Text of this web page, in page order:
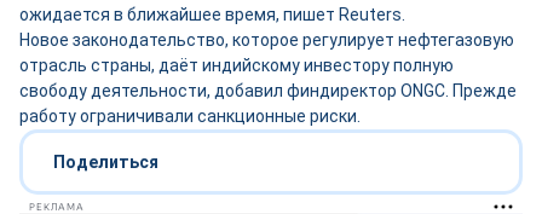
ожидается в ближайшее время, пишет Reuters.
Новое законодательство, которое регулирует нефтегазовую
отрасль страны, даёт индийскому инвестору полную
свободу деятельности, добавил финдиректор ONGC. Прежде
работу ограничивали санкционные риски.
Поделиться
РЕКЛАМА